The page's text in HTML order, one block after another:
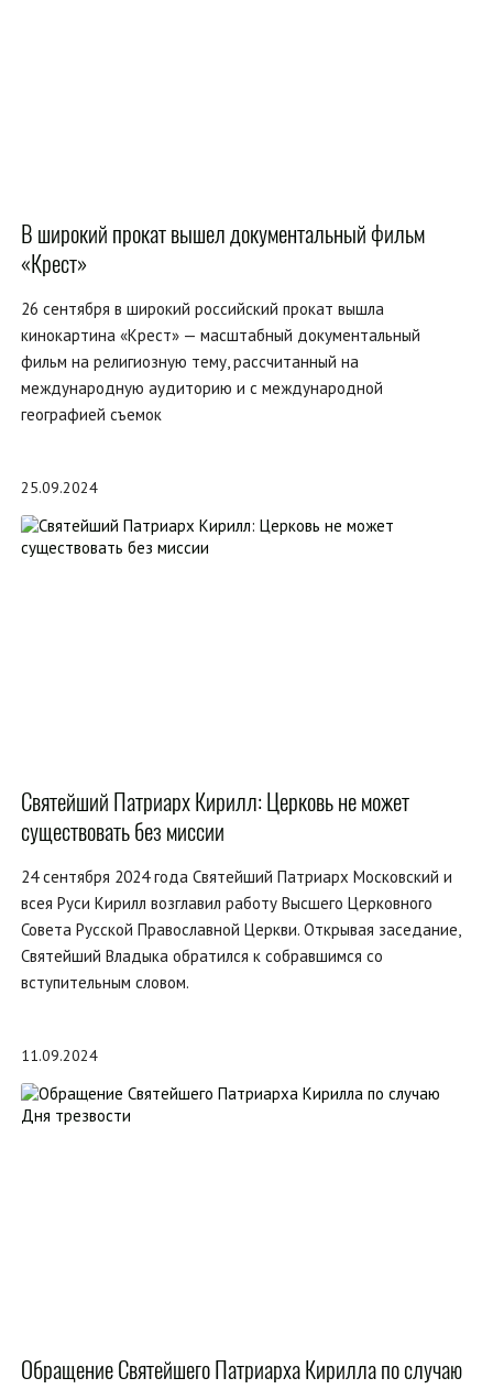
В широкий прокат вышел документальный фильм
«Крест»
26 сентября в широкий российский прокат вышла
кинокартина «Крест» — масштабный документальный
фильм на религиозную тему, рассчитанный на
международную аудиторию и с международной
географией съемок
25.09.2024
Святейший Патриарх Кирилл: Церковь не может
существовать без миссии
24 сентября 2024 года Святейший Патриарх Московский и
всея Руси Кирилл возглавил работу Высшего Церковного
Совета Русской Православной Церкви. Открывая заседание,
Святейший Владыка обратился к собравшимся со
вступительным словом.
11.09.2024
Обращение Святейшего Патриарха Кирилла по случаю